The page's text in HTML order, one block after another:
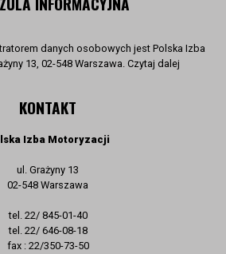
danych osobowych jest Polska Izba
13, 02-548 Warszawa. Czytaj dalej
KONTAKT
Izba Motoryzacji
ul. Grażyny 13
02-548 Warszawa
tel. 22/ 845-01-40
tel. 22/ 646-08-18
fax : 22/350-73-50